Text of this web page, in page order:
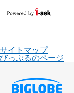
サイトマップ
びっぷるのページ